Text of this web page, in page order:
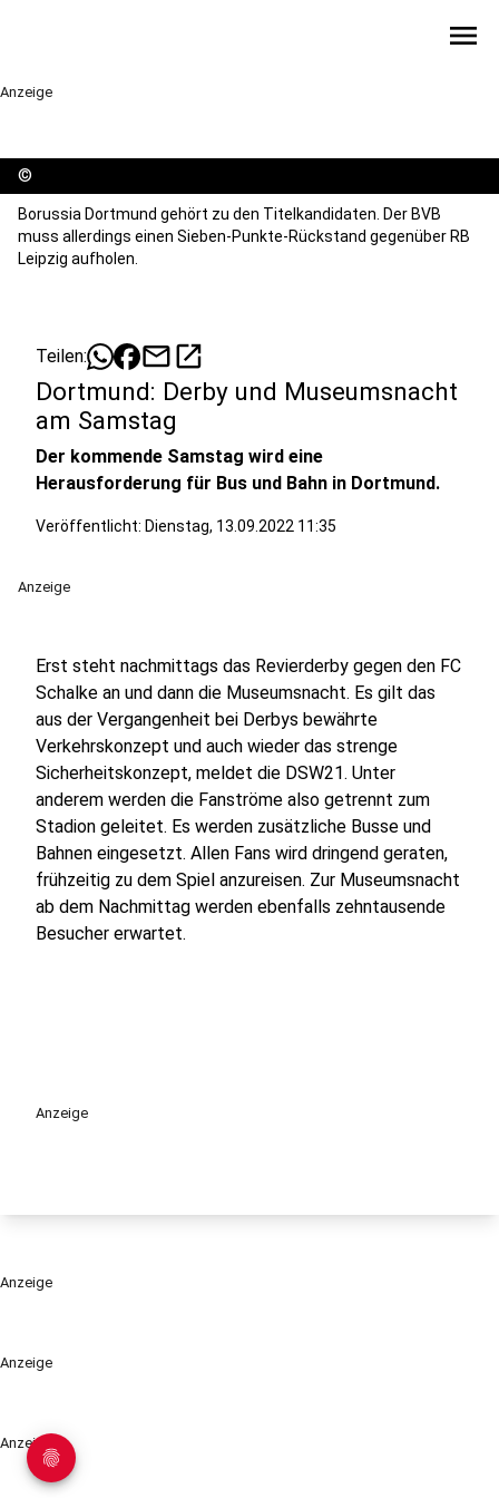
menu
Anzeige
Anzeige
Anzeige
©
Borussia Dortmund gehört zu den Titelkandidaten. Der BVB
muss allerdings einen Sieben-Punkte-Rückstand gegenüber RB
Leipzig aufholen.
Teilen: mailopen_in_new
Dortmund: Derby und Museumsnacht
am Samstag
Der kommende Samstag wird eine
Herausforderung für Bus und Bahn in Dortmund.
Veröffentlicht: Dienstag, 13.09.2022 11:35
Anzeige
Erst steht nachmittags das Revierderby gegen den FC
Schalke an und dann die Museumsnacht. Es gilt das
aus der Vergangenheit bei Derbys bewährte
Verkehrskonzept und auch wieder das strenge
Sicherheitskonzept, meldet die DSW21. Unter
anderem werden die Fanströme also getrennt zum
Stadion geleitet. Es werden zusätzliche Busse und
Bahnen eingesetzt. Allen Fans wird dringend geraten,
frühzeitig zu dem Spiel anzureisen. Zur Museumsnacht
ab dem Nachmittag werden ebenfalls zehntausende
Besucher erwartet.
Anzeige
Anzeige